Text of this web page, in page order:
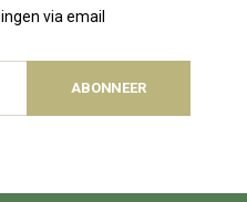
via email
ABONNEER